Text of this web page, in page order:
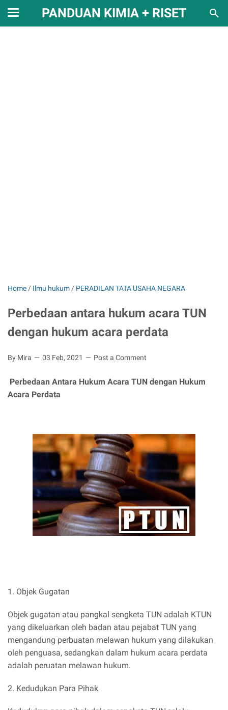
PANDUAN KIMIA + RISET
Home / Ilmu hukum / PERADILAN TATA USAHA NEGARA
Perbedaan antara hukum acara TUN
dengan hukum acara perdata
By Mira 03 Feb, 2021 Post a Comment
Perbedaan Antara Hukum Acara TUN dengan Hukum
Acara Perdata
1. Objek Gugatan
Objek gugatan atau pangkal sengketa TUN adalah KTUN
yang dikeluarkan oleh badan atau pejabat TUN yang
mengandung perbuatan melawan hukum yang dilakukan
oleh penguasa, sedangkan dalam hukum acara perdata
adalah peruatan melawan hukum.
2. Kedudukan Para Pihak